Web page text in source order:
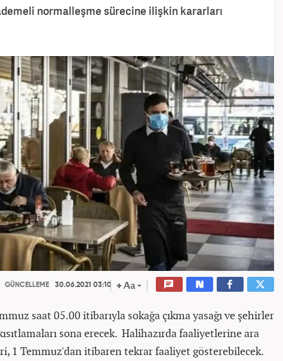
normalleşme sürecine ilişkin kararları
GÜNCELLEME 30.06.2021 03:10
saat 05.00 itibarıyla sokağa çıkma yasağı ve şehirler
sona erecek. Halihazırda faaliyetlerine ara
1 Temmuz'dan itibaren tekrar faaliyet gösterebilecek.